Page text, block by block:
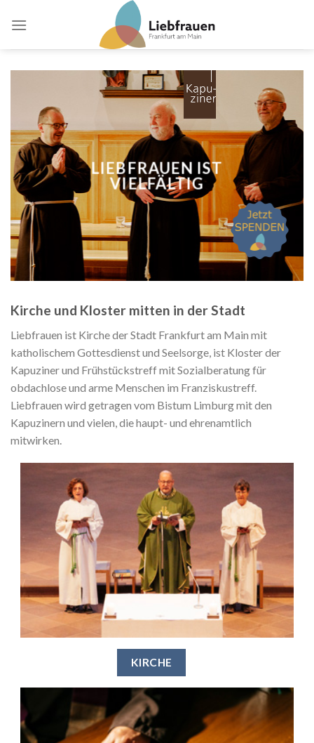
LIEBFRAUEN IST
VIELFÄLTIG
Kirche und Kloster mitten in der Stadt
Liebfrauen ist Kirche der Stadt Frankfurt am Main mit
katholischem Gottesdienst und Seelsorge, ist Kloster der
Kapuziner und Frühstückstreff mit Sozialberatung für
obdachlose und arme Menschen im Franziskustreff.
Liebfrauen wird getragen vom Bistum Limburg mit den
Kapuzinern und vielen, die haupt- und ehrenamtlich
mitwirken.
KIRCHE